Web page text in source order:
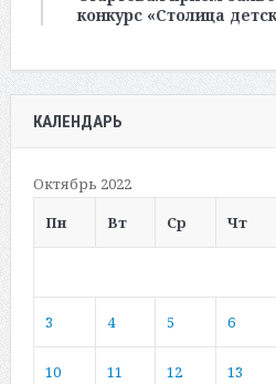
конкурс «Столица
КАЛЕНДАРЬ
Октябрь 2022
Пн
Вт Ср Чт
3 4 5 6
10 11 12 13